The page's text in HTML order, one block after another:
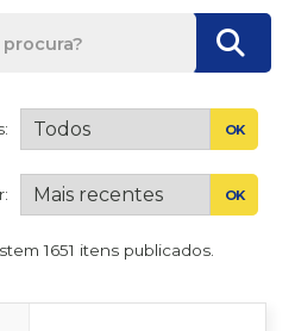
OK
OK
1651 itens publicados.